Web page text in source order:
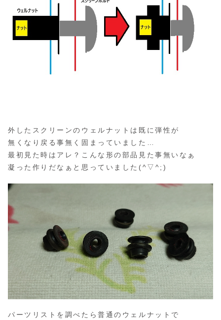
外したスクリーンのウェルナットは既に弾性が
無くなり戻る事無く固まっていました…
最初見た時はアレ？こんな形の部品見た事無いなぁ
凝った作りだなぁと思っていました(^▽^;)
パーツリストを調べたら普通のウェルナットで